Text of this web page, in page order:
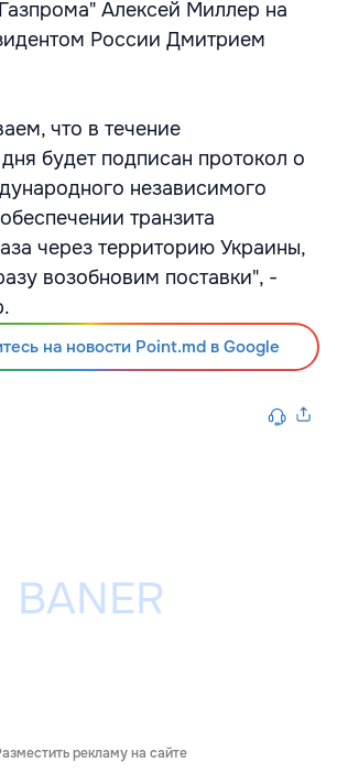
Алексей Миллер на
России Дмитрием
что в течение
будет подписан протокол о
независимого
транзита
через территорию Украины,
возобновим поставки", -
на новости Point.md в Google
рекламу на сайте